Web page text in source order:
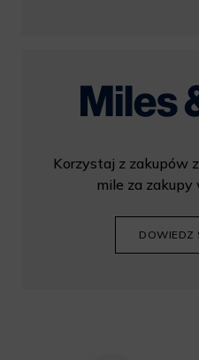
Korzystaj z zakupów
mile za zakupy
DOWIEDZ